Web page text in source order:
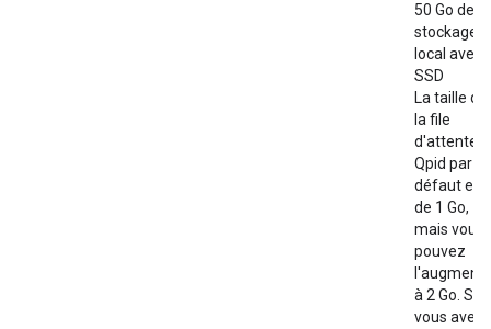
50 Go de
stockage
local avec
SSD
La taille de
la file
d'attente
Qpid par
défaut est
de 1 Go,
mais vous
pouvez
à 2 Go. Si
vous avez